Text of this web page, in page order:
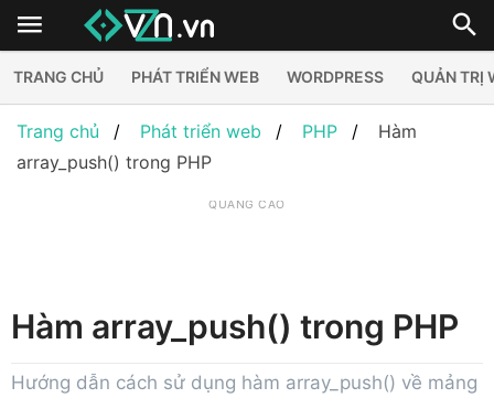
TRANG CHỦ PHÁT TRIỂN WEB WORDPRESS QUẢN TRỊ
Trang chủ Phát triển web PHP
Hàm
array_push() trong PHP
QUẢNG CÁO
Hàm array_push() trong PHP
Hướng dẫn cách sử dụng hàm array_push() về mảng